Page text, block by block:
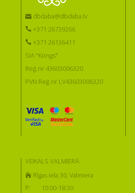
dbdaba@dbdaba.lv
+371 26739266
+371 26136411
SIA "Kongs"
Reģ.nr 43603006320
PVN Reģ.nr LV43603006320
VEIKALS VALMIERĀ:
Rīgas iela 30, Valmiera
P:
10:00-18:30